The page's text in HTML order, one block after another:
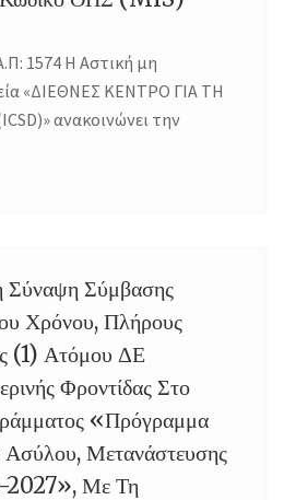
1574 Η Αστική μη
«ΔΙΕΘΝΕΣ ΚΕΝΤΡΟ ΓΙΑ ΤΗ
ανακοινώνει την
Σύναψη Σύμβασης
Χρόνου, Πλήρους
(1) Ατόμου ΔΕ
Φροντίδας Στο
«Πρόγραμμα
Μετανάστευσης
2027», Με Τη